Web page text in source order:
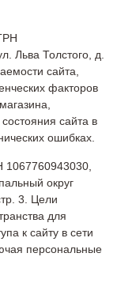
Льва Толстого, д.
сайта,
факторов
сайта в
ошибках.
округ
3. Цели
для
к сайту в сети
персональные